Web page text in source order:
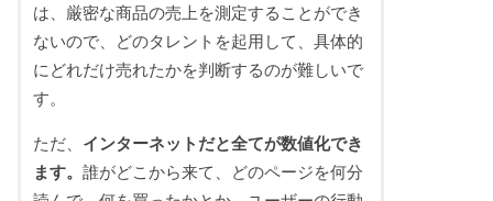
は、厳密な商品の売上を測定することができ
ないので、どのタレントを起用して、具体的
にどれだけ売れたかを判断するのが難しいで
す。
ただ、 インターネットだと全てが数値化でき
ます。 誰がどこから来て、どのページを何分